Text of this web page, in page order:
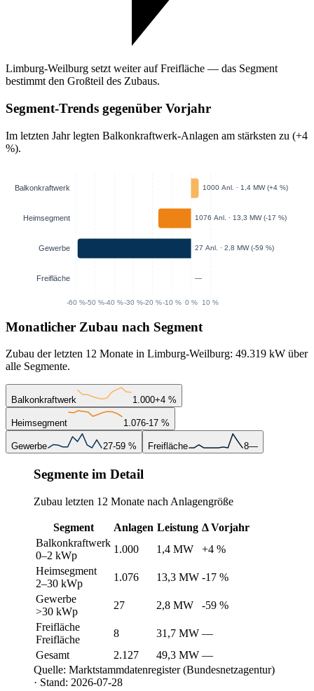
Limburg-Weilburg setzt weiter auf Freifläche — das Segment
bestimmt den Großteil des Zubaus.
Segment-Trends gegenüber Vorjahr
Im letzten Jahr legten Balkonkraftwerk-Anlagen am stärksten zu (+4
%).
Monatlicher Zubau nach Segment
Zubau der letzten 12 Monate in Limburg-Weilburg: 49.319 kW über
alle Segmente.
Balkonkraftwerk 1.000+4 %
Heimsegment 1.076-17 %
Gewerbe 27-59 % Freifläche 8—
Segmente im Detail
Zubau letzten 12 Monate nach Anlagengröße
Segment Anlagen Leistung Δ Vorjahr
Balkonkraftwerk
0–2 kWp
1.000 1,4 MW
+4 %
Heimsegment
2–30 kWp
1.076 13,3 MW -17 %
Gewerbe
>30 kWp
27 2,8 MW
-59 %
Freifläche
Freifläche
8 31,7 MW —
Gesamt
2.127 49,3 MW —
Quelle: Marktstammdatenregister (Bundesnetzagentur)
· Stand: 2026-07-28